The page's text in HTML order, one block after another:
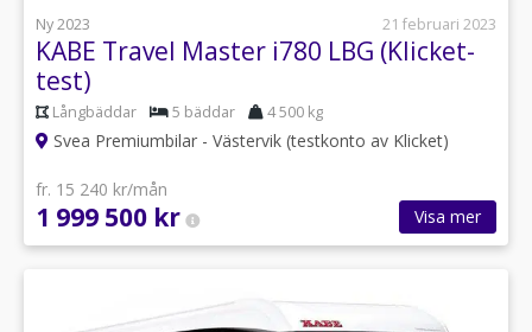
Ny 2023
21 februari 2023
KABE Travel Master i780 LBG (Klicket-
test)
Långbäddar 5 bäddar 4 500 kg
Svea Premiumbilar - Västervik (testkonto av Klicket)
fr. 15 240 kr/mån
1 999 500 kr Visa mer